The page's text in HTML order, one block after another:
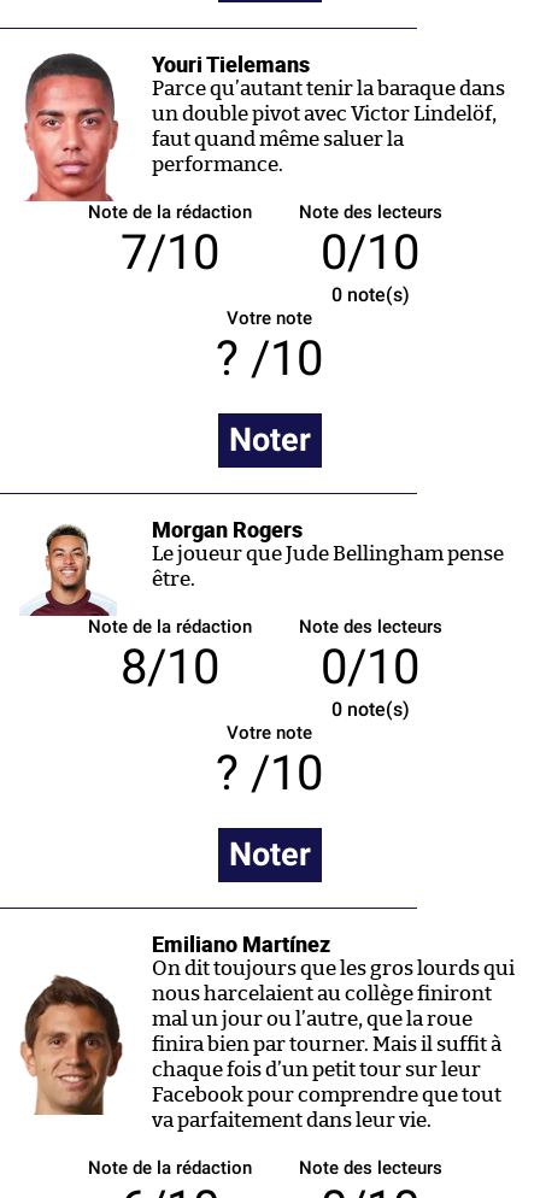
Youri Tielemans
Parce qu’autant tenir la baraque dans
un double pivot avec Victor Lindelöf,
faut quand même saluer la
performance.
Note de la rédaction
7/10
Note des lecteurs
0/10
0note(s)
Votre note
/10
Noter
Morgan Rogers
Le joueur que Jude Bellingham pense
être.
Note de la rédaction
8/10
Note des lecteurs
0/10
0note(s)
Votre note
/10
Noter
Emiliano Martínez
On dit toujours que les gros lourds qui
nous harcelaient au collège finiront
mal un jour ou l’autre, que la roue
finira bien par tourner. Mais il suffit à
chaque fois d’un petit tour sur leur
Facebook pour comprendre que tout
va parfaitement dans leur vie.
Note de la rédaction Note des lecteurs